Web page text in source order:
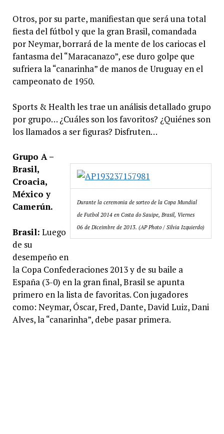
Otros, por su parte, manifiestan que será una total
fiesta del fútbol y que la gran Brasil, comandada
por Neymar, borrará de la mente de los cariocas el
fantasma del “Maracanazo”, ese duro golpe que
sufriera la “canarinha” de manos de Uruguay en el
campeonato de 1950.
Sports & Health les trae un análisis detallado grupo
por grupo… ¿Cuáles son los favoritos? ¿Quiénes son
los llamados a ser figuras? Disfruten…
Durante la ceremonia de sorteo de la Copa Mundial
de Futbol 2014 en Costa do Sauipe, Brasil, Viernes
06 de Diceimbre de 2013. (AP Photo / Silvia Izquierdo)
Grupo A –
Brasil,
Croacia,
México y
Camerún.
Brasil: Luego
de su
desempeño en
la Copa Confederaciones 2013 y de su baile a
España (3-0) en la gran final, Brasil se apunta
primero en la lista de favoritas. Con jugadores
como: Neymar, Óscar, Fred, Dante, David Luiz, Dani
Alves, la “canarinha”, debe pasar primera.